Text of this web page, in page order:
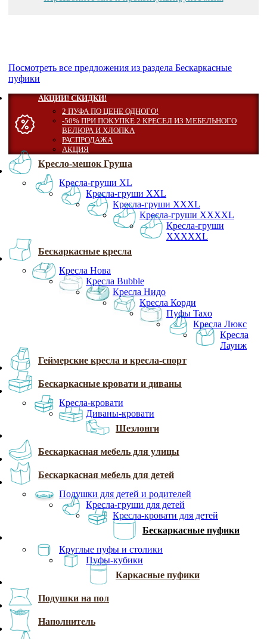
Посмотреть все предложения из раздела Бескаркасные
пуфики
АКЦИИ! СКИДКИ!
2 ПУФА ПО ЦЕНЕ ОДНОГО!
-50% ПРИ ПОКУПКЕ 2 КРЕСЕЛ ИЗ МЕБЕЛЬНОГО
ВЕЛЮРА И ХЛОПКА
РАСПРОДАЖА
АКЦИЯ
Кресло-мешок Груша
Кресла-груши XL
Кресла-груши XXL
Кресла-груши XXXL
Кресла-груши XXXXL
Кресла-груши
XXXXXL
Бескаркасные кресла
Кресла Нова
Кресла Bubble
Кресла Нидо
Кресла Корди
Пуфы Taxo
Кресла Люкс
Кресла
Лаунж
Геймерские кресла и кресла-спорт
Бескаркасные кровати и диваны
Кресла-кровати
Диваны-кровати
Шезлонги
Бескаркасная мебель для улицы
Бескаркасная мебель для детей
Подушки для детей и родителей
Кресла-груши для детей
Кресла-кровати для детей
Бескаркасные пуфики
Круглые пуфы и столики
Пуфы-кубики
Каркасные пуфики
Подушки на пол
Наполнитель